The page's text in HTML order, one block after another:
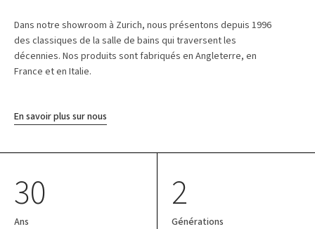
Dans notre showroom à Zurich, nous présentons depuis 1996
des classiques de la salle de bains qui traversent les
décennies. Nos produits sont fabriqués en Angleterre, en
France et en Italie.
En savoir plus sur nous
30
Ans
2
Générations